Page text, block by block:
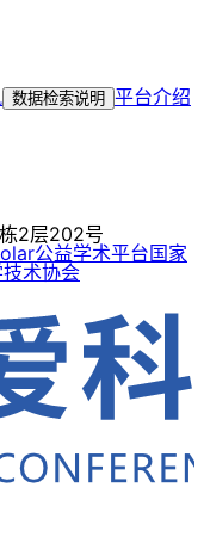
数据检索说明 平台介绍
2层202号
公益学术平台国家
术协会